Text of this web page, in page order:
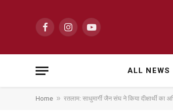
FacebookInstagramYouTube
ALL NEWS
Home » रतलाम: साधुमार्गी जैन संघ ने किया दीक्षार्थी का